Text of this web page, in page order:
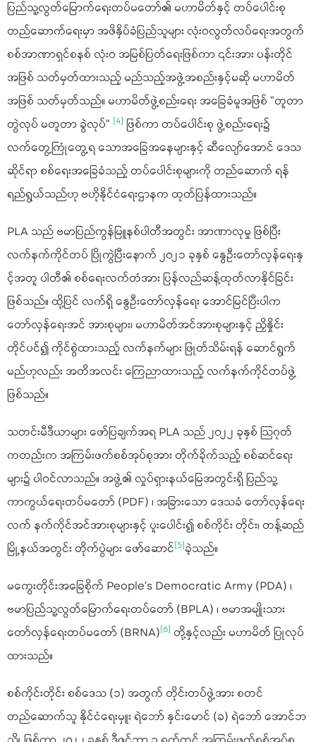
ပြည်သူ့လွတ်မြောက်ရေးတပ်မတော်၏ မဟာမိတ်နှင့် တပ်ပေါင်းစု
တည်ဆောက်ရေးမှာ အဖိနှိပ်ခံပြည်သူများ လုံးဝလွတ်လပ်ရေးအတွက်
စစ်အာဏာရှင်စနစ် လုံးဝ အမြစ်ပြတ်ရေးဖြစ်ကာ ၎င်းအား ပန်းတိုင်
အဖြစ် သတ်မှတ်ထားသည့် မည်သည့်အဖွဲ့အစည်းနှင့်မဆို မဟာမိတ်
အဖြစ် သတ်မှတ်သည်။ မဟာမိတ်ဖွဲ့စည်းရေး အခြေခံမူအဖြစ် "တူတာ
တွဲလုပ် မတူတာ ခွဲလုပ်" [4] ဖြစ်ကာ တပ်ပေါင်းစု ဖွဲ့စည်းရေး၌
လက်တွေ့ကြုံတွေ့ရ သောအခြေအနေများနှင့် ဆီလျော်အောင် ဒေသ
ဆိုင်ရာ စစ်ရေးအခြေခံသည့် တပ်ပေါင်းစုများကို တည်ဆောက် ရန်
ရည်ရွယ်သည်ဟု ဗဟိုနိုင်ငံရေးဌာနက ထုတ်ပြန်ထားသည်။
PLA သည် ဗမာပြည်ကွန်မြူနစ်ပါတီအတွင်း အာဏာလုမှု ဖြစ်ပြီး
လက်နက်ကိုင်တပ် ပြိုကွဲပြီးနောက် ၂၀၂၁ ခုနှစ် နွေဦးတော်လှန်ရေးနှ
င့်အတူ ပါတီ၏ စစ်ရေးလက်တံအား ပြန်လည်ဆန့်ထုတ်လာနိုင်ခြင်း
ဖြစ်သည်။ ထို့ပြင် လက်ရှိ နွေဦးတော်လှန်ရေး အောင်မြင်ပြီးပါက
တော်လှန်ရေးအင် အားစုများ၊ မဟာမိတ်အင်အားစုများနှင့် ညှိနှိုင်း
တိုင်ပင်၍ ကိုင်စွဲထားသည့် လက်နက်များ ဖြုတ်သိမ်းရန် ဆောင်ရွက်
မည်ဟုလည်း အတိအလင်း ကြေညာထားသည့် လက်နက်ကိုင်တပ်ဖွဲ့
ဖြစ်သည်။
သတင်းမီဒီယာများ ဖော်ပြချက်အရ PLA သည် ၂၀၂၂ ခုနှစ် သြဂုတ်
ကတည်းက အကြမ်းဖက်စစ်အုပ်စုအား တိုက်ခိုက်သည့် စစ်ဆင်ရေး
များ၌ ပါဝင်လာသည်။ အဖွဲ့၏ လှုပ်ရှားနယ်မြေအတွင်းရှိ ပြည်သူ့
ကာကွယ်ရေးတပ်မတော် (PDF) ၊ အခြားသော ဒေသခံ တော်လှန်ရေး
လက် နက်ကိုင်အင်အားစုများနှင့် ပူးပေါင်း၍ စစ်ကိုင်း တိုင်း၊ တန့်ဆည်
မြို့နယ်အတွင်း တိုက်ပွဲများ ဖော်ဆောင်[5]ခဲ့သည်။
မကွေးတိုင်းအခြေစိုက် People’s Democratic Army (PDA) ၊
ဗမာပြည်သူ့လွတ်မြောက်ရေးတပ်တော် (BPLA) ၊ ဗမာအမျိုးသား
တော်လှန်ရေးတပ်မတော် (BRNA)[6] တို့နှင့်လည်း မဟာမိတ် ပြုလုပ်
ထားသည်။
စစ်ကိုင်းတိုင်း စစ်ဒေသ (၁) အတွက် တိုင်းတပ်ဖွဲ့အား စတင်
တည်ဆောက်သူ နိုင်ငံရေးမှူး ရဲဘော် နှင်းမောင် (ခ) ရဲဘော် အောင်ဘ